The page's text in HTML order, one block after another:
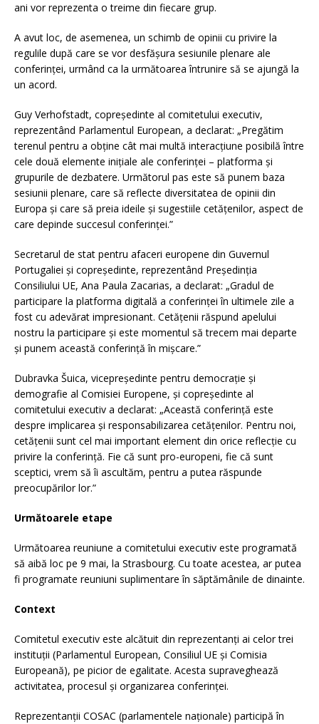
ani vor reprezenta o treime din fiecare grup.
A avut loc, de asemenea, un schimb de opinii cu privire la
regulile după care se vor desfășura sesiunile plenare ale
conferinței, urmând ca la următoarea întrunire să se ajungă la
un acord.
Guy Verhofstadt, copreședinte al comitetului executiv,
reprezentând Parlamentul European, a declarat: „Pregătim
terenul pentru a obține cât mai multă interacțiune posibilă între
cele două elemente inițiale ale conferinței – platforma și
grupurile de dezbatere. Următorul pas este să punem baza
sesiunii plenare, care să reflecte diversitatea de opinii din
Europa și care să preia ideile și sugestiile cetățenilor, aspect de
care depinde succesul conferinței.”
Secretarul de stat pentru afaceri europene din Guvernul
Portugaliei și copreședinte, reprezentând Președinția
Consiliului UE, Ana Paula Zacarias, a declarat: „Gradul de
participare la platforma digitală a conferinței în ultimele zile a
fost cu adevărat impresionant. Cetățenii răspund apelului
nostru la participare și este momentul să trecem mai departe
și punem această conferință în mișcare.”
Dubravka Šuica, vicepreședinte pentru democrație și
demografie al Comisiei Europene, și copreședinte al
comitetului executiv a declarat: „Această conferință este
despre implicarea și responsabilizarea cetățenilor. Pentru noi,
cetățenii sunt cel mai important element din orice reflecție cu
privire la conferință. Fie că sunt pro-europeni, fie că sunt
sceptici, vrem să îi ascultăm, pentru a putea răspunde
preocupărilor lor.”
Următoarele etape
Următoarea reuniune a comitetului executiv este programată
să aibă loc pe 9 mai, la Strasbourg. Cu toate acestea, ar putea
fi programate reuniuni suplimentare în săptămânile de dinainte.
Context
Comitetul executiv este alcătuit din reprezentanți ai celor trei
instituții (Parlamentul European, Consiliul UE și Comisia
Europeană), pe picior de egalitate. Acesta supraveghează
activitatea, procesul și organizarea conferinței.
Reprezentanții COSAC (parlamentele naționale) participă în